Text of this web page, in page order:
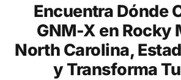
Encuentra Dónde
GNM-X en Rocky
North Carolina,
y Transforma